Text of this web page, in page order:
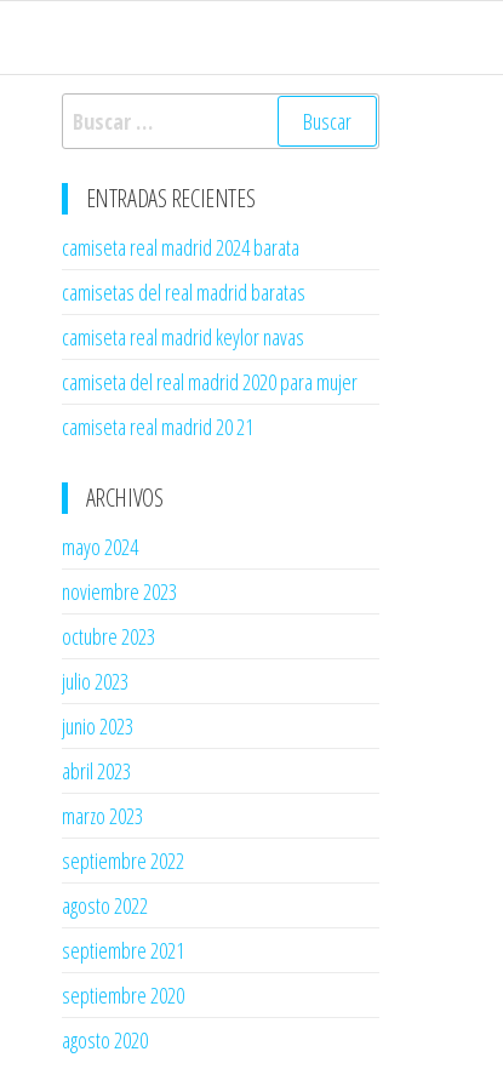
Buscar:
ENTRADAS RECIENTES
camiseta real madrid 2024 barata
camisetas del real madrid baratas
camiseta real madrid keylor navas
camiseta del real madrid 2020 para mujer
camiseta real madrid 20 21
ARCHIVOS
mayo 2024
noviembre 2023
octubre 2023
julio 2023
junio 2023
abril 2023
marzo 2023
septiembre 2022
agosto 2022
septiembre 2021
septiembre 2020
agosto 2020